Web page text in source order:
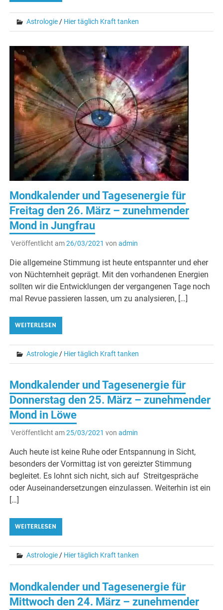
Astrologie / Hier täglich Kraft tanken
Mondkalender und Tagesenergie für
Freitag den 26. März – zunehmender
Mond in Jungfrau
Veröffentlicht am26/03/2021 von admin
Die allgemeine Stimmung ist heute entspannter und eher
von Nüchternheit geprägt. Mit den vorhandenen Energien
sollten wir die Entwicklungen der vergangenen Tage noch
mal Revue passieren lassen, um zu analysieren, […]
WEITERLESEN
Astrologie / Hier täglich Kraft tanken
Mondkalender und Tagesenergie für
Donnerstag den 25. März – zunehmender
Mond in Löwe
Veröffentlicht am25/03/2021 von admin
Auch heute ist keine Ruhe oder Entspannung in Sicht,
besonders der Vormittag ist von gereizter Stimmung
begleitet. Es lohnt sich nicht, sich auf Streitgespräche
oder Auseinandersetzungen einzulassen. Weiterhin ist ein
[…]
WEITERLESEN
Astrologie/ Hier täglich Kraft tanken
Mondkalender und Tagesenergie für
Mittwoch den 24. März – zunehmender